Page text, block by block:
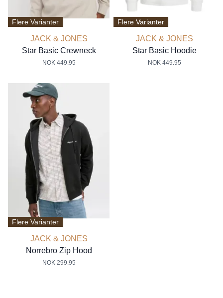
Flere Varianter
JACK & JONES
Star Basic Crewneck
NOK 449.95
Flere Varianter
JACK & JONES
Star Basic Hoodie
NOK 449.95
Flere Varianter
JACK & JONES
Norrebro Zip Hood
NOK 299.95